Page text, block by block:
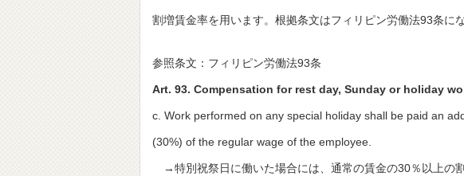
割増賃金率を用います。根拠条文はフィリピン労働法93条にな
参照条文：フィリピン労働法93条
Art. 93. Compensation for rest day, Sunday or holiday
c. Work performed on any special holiday shall be paid an
(30%) of the regular wage of the employee.
→特別祝祭日に働いた場合には、通常の賃金の30％以上の